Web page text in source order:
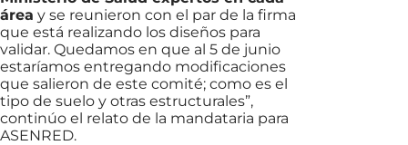
área y se reunieron con el par de la firma
que está realizando los diseños para
validar. Quedamos en que al 5 de junio
estaríamos entregando modificaciones
que salieron de este comité; como es el
tipo de suelo y otras estructurales”,
continúo el relato de la mandataria para
ASENRED.